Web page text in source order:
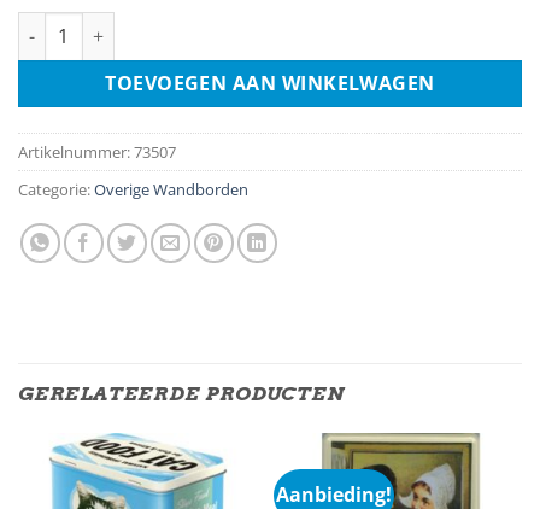
Warning I Am The Worlds Best Griller aantal
TOEVOEGEN AAN WINKELWAGEN
Artikelnummer:73507
Categorie:Overige Wandborden
GERELATEERDE PRODUCTEN
Aanbieding!